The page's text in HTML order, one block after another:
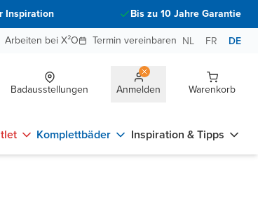
Inspiration
Bis zu 10 Jahre Garantie
Arbeiten bei X²O Termin vereinbaren NL FR DE
Badausstellungen Anmelden Warenkorb
Komplettbäder Inspiration & Tipps